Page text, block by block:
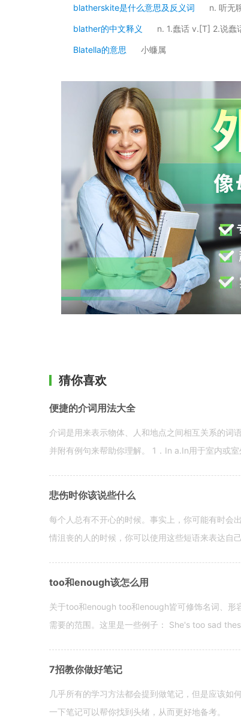
blatherskite是什么意思及反义词 n. 听无
blather的中文释义 n. 1.蠢话 v.[T] 2.说蠢
Blatella的意思 小蠊属
猜你喜欢
便捷的介词用法大全
介词是用来表示物体、人和地点之间相互关系的词
并附有例句来帮助你理解。 1．In a.In用于室内或
悲伤时你该说些什么
每个人总有不开心的时候。事实上，你可能有时会
情沮丧的人的时候，你可以使用这些短语来表达
too和enough该怎么用
关于too和enough too和enough皆可修饰名词、形
需要的范围。这里是一些例子： She's too sad
7招教你做好笔记
几乎所有的学习方法都会提到做笔记，但是应该如
一下笔记可以帮你找到头绪，从而更好地备考。